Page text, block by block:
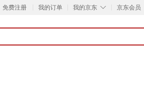
免费注册 我的订单 ◇
我的京东 京东会员